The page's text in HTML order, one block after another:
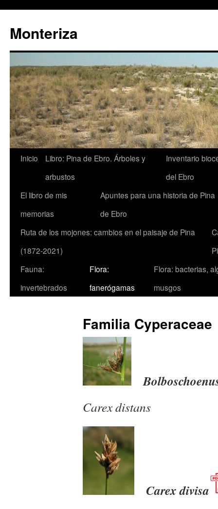
Monteriza
Saltar
contenido
Inicio
Libro: Pina de Ebro. Árboles y
arbustos
Inventario
del Ebro
El libro de mis
memorias
Apuntes para una historia de Pina
de Ebro
Ruta de los mojones: cambios en el paisaje de Pina
(1872-2021)
Fauna:
invertebrados
Flora:
fanerógamas
Flora: bacterias,
musgos
Familia Cyperaceae
Carex distans
Carex divisa